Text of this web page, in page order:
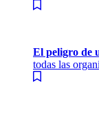
El peligro de
todas las